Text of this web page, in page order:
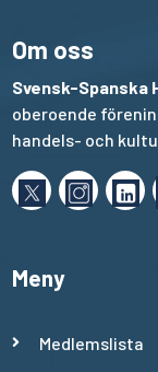
Om oss
Svensk-Spanska
oberoende
handels- och
Meny
Medlemslista